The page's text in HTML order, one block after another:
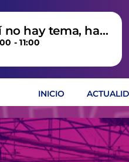
no hay tema, hay
- 11:00
INICIO